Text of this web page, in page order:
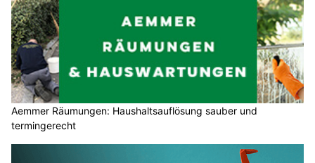
Aemmer Räumungen: Haushaltsauflösung sauber und
termingerecht